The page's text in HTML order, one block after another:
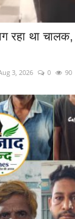
रहा था
3, 2026 0 90